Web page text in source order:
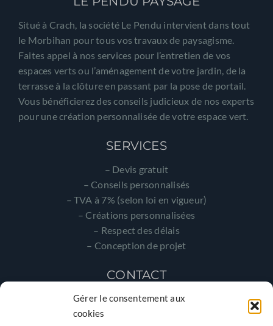
Gérer le consentement aux
cookies
Situé à Crach, la société Le Pendu intervient dans tout
le Morbihan pour tous vos travaux de paysagisme.
Faites appel à nos services pour l’entretien de vos
espaces verts ou l’aménagement de votre jardin, de la
terrasse à la clôture en passant par la pose de portail.
Vous bénéficierez des conseils judicieux de nos experts
pour une création personnalisée de votre espace vert.
SERVICES
– Devis gratuit
– Conseils personnalisés
– TVA à 7% (selon loi en vigueur)
– Créations personnalisées
– Respect des délais
– Conception de projet
CONTACT
SARL LE PENDU